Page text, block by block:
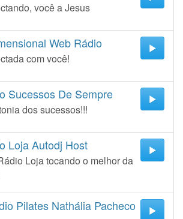
você a Jesus
Web Rádio
com você!
Sucessos De Sempre
dos sucessos!!!
Loja Autodj Host
Loja tocando o melhor da
Pilates Nathália Pacheco